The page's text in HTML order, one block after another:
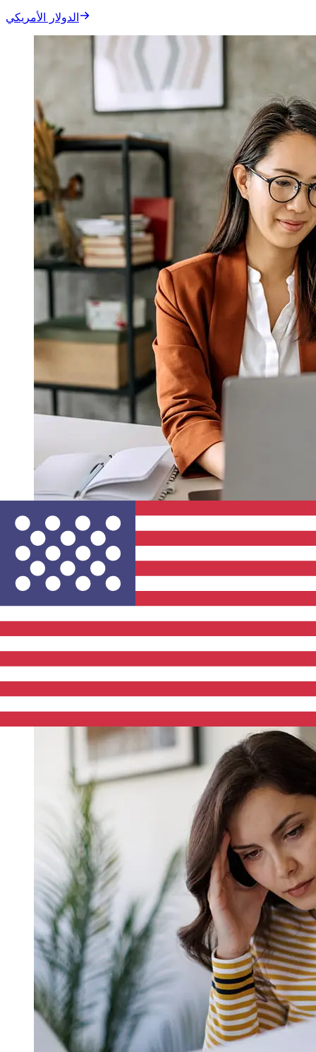
الدولار الأمريكي
ما مدى سرعة نقل Addiko Bank
Montenegro EUR إلى USD ؟
تختلف أوقات التسليم للتحويلات الدولية مع Addiko Bank
Montenegro من دول الأعضاء في اليورو إلى الولايات المتحدة
بناءً على طريقة الدفع وتوقيت المعاملة. عادةً ما تستغرق